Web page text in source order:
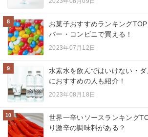
8
お菓子おすすめランキング
パー・コンビニで買える！
2023年07月12日
9
水素水を飲んではいけない・
におすすめの人も紹介！
2023年08月18日
10
世界一辛いソースランキング
り激辛の調味料がある？